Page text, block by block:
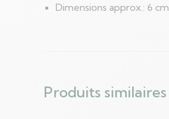
Dimensions approx.: 6 cm
Produits similaires